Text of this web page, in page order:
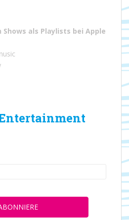
als Playlists bei Apple